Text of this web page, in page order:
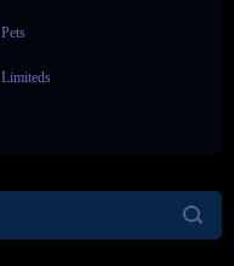
Pets
Limiteds